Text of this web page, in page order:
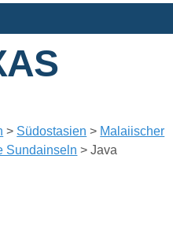
> Südostasien > Malaiischer
Sundainseln >Java